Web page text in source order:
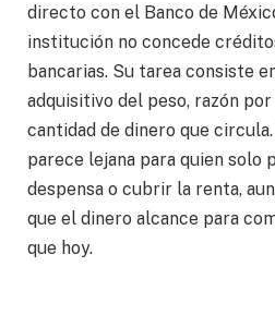
directo con el Banco de
institución no concede
bancarias. Su tarea consiste
adquisitivo del peso, razón
cantidad de dinero que
parece lejana para quien solo
despensa o cubrir la renta,
que el dinero alcance para
que hoy.